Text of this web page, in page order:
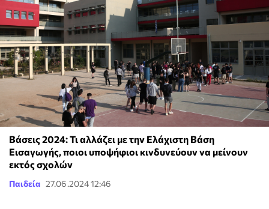
Βάσεις 2024: Τι αλλάζει με την Ελάχιστη Βάση
Εισαγωγής, ποιοι υποψήφιοι κινδυνεύουν να μείνουν
εκτός σχολών
Παιδεία 27.06.2024 12:46